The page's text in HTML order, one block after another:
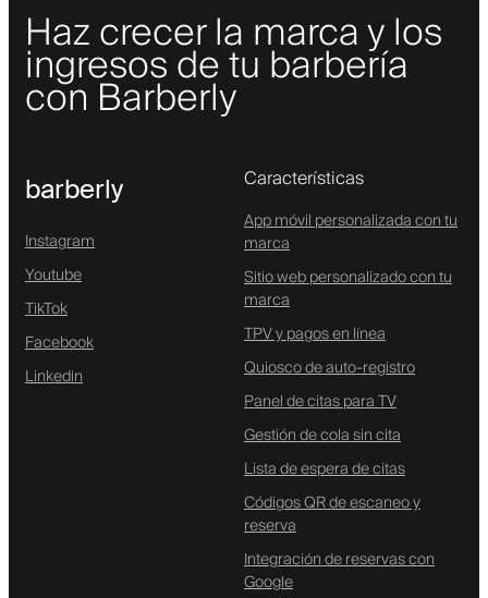
Haz crecer la marca y los
ingresos de tu barbería
con Barberly
barberly
Instagram
Youtube
TikTok
Facebook
Linkedin
Características
App móvil personalizada con tu
marca
Sitio web personalizado con tu
marca
TPV y pagos en línea
Quiosco de auto-registro
Panel de citas para TV
Gestión de cola sin cita
Lista de espera de citas
Códigos QR de escaneo y
reserva
Integración de reservas con
Google